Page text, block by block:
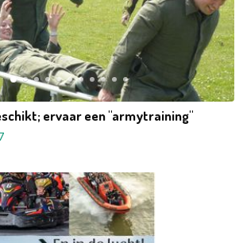
ervaar een "armytraining"